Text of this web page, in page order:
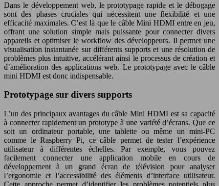
Dans le développement web, le prototypage rapide et le débogage
sont des phases cruciales qui nécessitent une flexibilité et une
efficacité maximales. C’est là que le câble Mini HDMI entre en jeu,
offrant une solution simple mais puissante pour connecter divers
appareils et optimiser le workflow des développeurs. Il permet une
visualisation instantanée sur différents supports et une résolution de
problèmes plus intuitive, accélérant ainsi le processus de création et
d’amélioration des applications web. Le prototypage avec le câble
mini HDMI est donc indispensable.
Prototypage sur divers supports
L’un des principaux avantages du câble Mini HDMI est sa capacité
à connecter rapidement un prototype à une variété d’écrans. Que ce
soit un ordinateur portable, une tablette ou même un mini-PC
comme le Raspberry Pi, ce câble permet de tester l’expérience
utilisateur à différentes échelles. Par exemple, vous pouvez
facilement connecter une application mobile en cours de
développement à un grand écran de télévision pour analyser
l’ergonomie et l’accessibilité des éléments d’interface utilisateur.